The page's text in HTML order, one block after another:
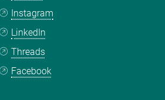
Instagram
LinkedIn
Threads
Facebook